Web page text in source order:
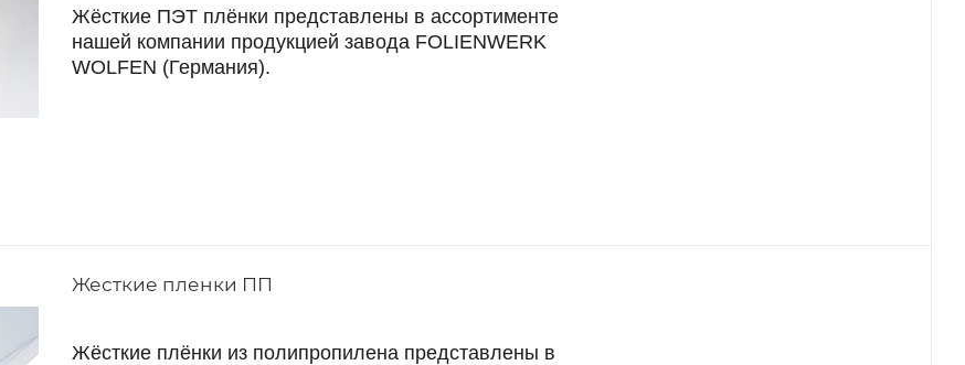
Жёсткие ПЭТ плёнки представлены в ассортименте
нашей компании продукцией завода FOLIENWERK
WOLFEN (Германия).
Жесткие пленки ПП
Жёсткие плёнки из полипропилена представлены в